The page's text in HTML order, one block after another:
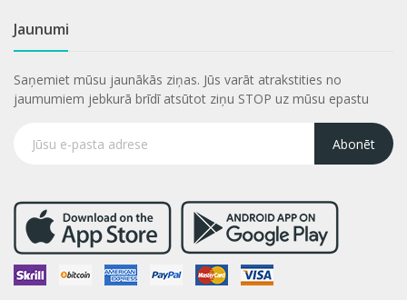
Jaunumi
Saņemiet mūsu jaunākās ziņas. Jūs varāt atrakstities no
jaumumiem jebkurā brīdī atsūtot ziņu STOP uz mūsu epastu
Abonēt